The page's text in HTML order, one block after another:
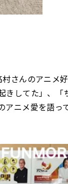
さんのアニメ
きしてた」、「
アニメ愛を語っ